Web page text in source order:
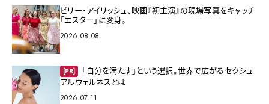
ビリー・アイリッシュ、映画『初主演』の現場写真をキャッチ
「エスター」に変身。
2026.08.08
[PR]
「自分を満たす」という選択。世界で広がるセクシュ
アルウェルネスとは
2026.07.11